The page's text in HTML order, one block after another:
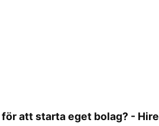
att starta eget bolag? - Hire